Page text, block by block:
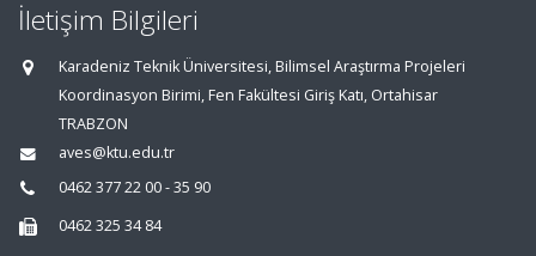
İletişim Bilgileri
Karadeniz Teknik Üniversitesi, Bilimsel Araştırma Projeleri
Koordinasyon Birimi, Fen Fakültesi Giriş Katı, Ortahisar
TRABZON
aves@ktu.edu.tr
0462 377 22 00 - 35 90
0462 325 34 84